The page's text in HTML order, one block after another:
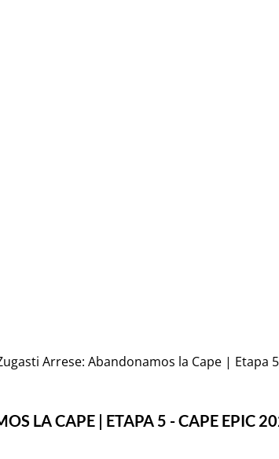
Arrese: Abandonamos la Cape | Etapa
LA CAPE | ETAPA 5 - CAPE EPIC